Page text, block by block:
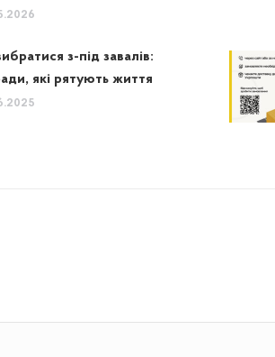
з-під завалів:
які рятують життя